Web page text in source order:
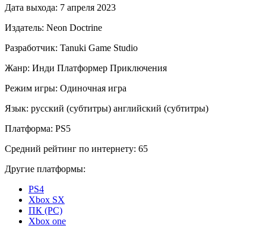
Дата выхода: 7 апреля 2023
Издатель: Neon Doctrine
Разработчик: Tanuki Game Studio
Жанр: Инди Платформер Приключения
Режим игры: Одиночная игра
Язык: русский (субтитры) английский (субтитры)
Платформа: PS5
Средний рейтинг по интернету: 65
Другие платформы:
PS4
Xbox SX
ПК (PC)
Xbox one